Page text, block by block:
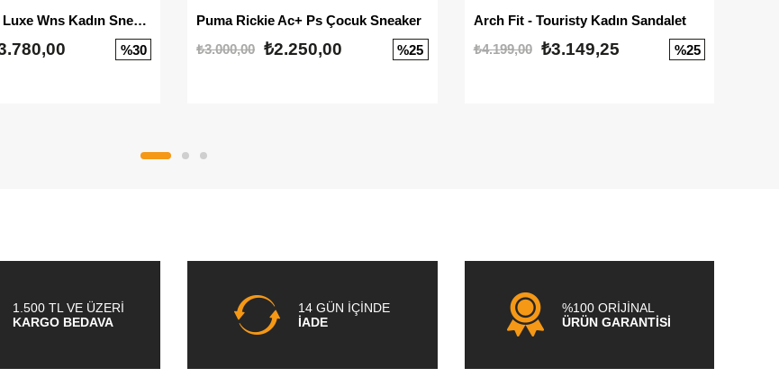
Mayze Stack Luxe Wns Kadın Sneaker
%30
Puma Rickie Ac+ Ps Çocuk Sneaker
₺3.000,00 ₺2.250,00 %25
Arch Fit - Touristy Kadın Sandalet
₺4.199,00
₺3.149,25 %25
1.500 TL VE ÜZERİ
KARGO BEDAVA
14 GÜN İÇİNDE
İADE
%100 ORİJİNAL
ÜRÜN GARANTİSİ